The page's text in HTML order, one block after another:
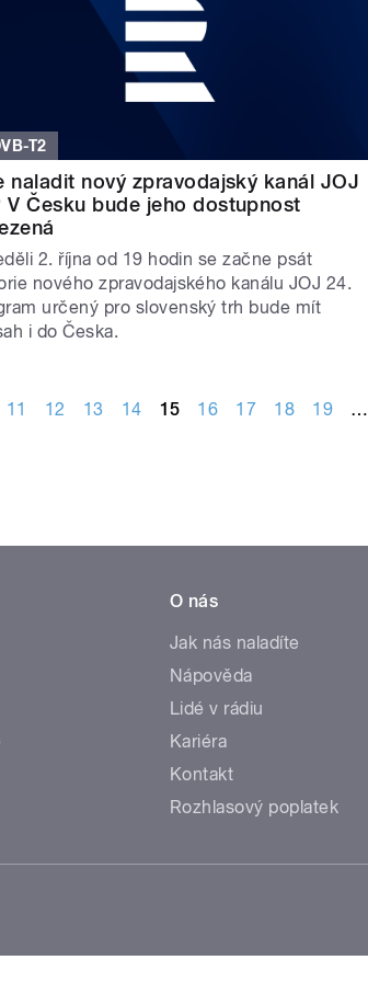
T2
naladit nový zpravodajský kanál JOJ
V Česku bude jeho dostupnost
2. října od 19 hodin se začne psát
nového zpravodajského kanálu JOJ 24.
určený pro slovenský trh bude mít
i do Česka.
11 12 13 14 15 16 17 18 19 …
O nás
Jak nás naladíte
Nápověda
Lidé v rádiu
Kariéra
Kontakt
Rozhlasový poplatek